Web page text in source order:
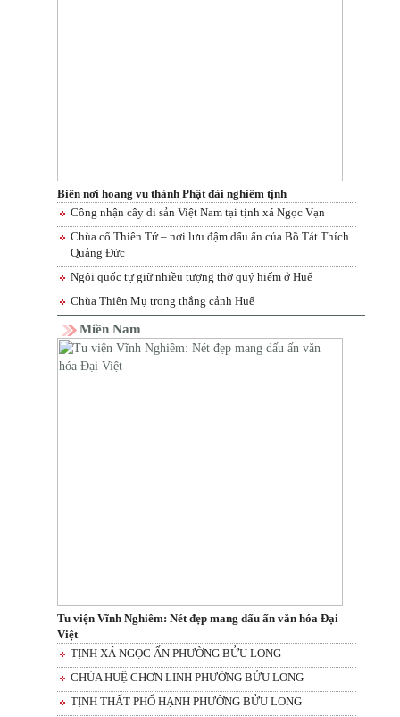
Biến nơi hoang vu thành Phật đài nghiêm tịnh
Công nhận cây di sản Việt Nam tại tịnh xá Ngọc Vạn
Chùa cổ Thiên Tứ – nơi lưu đậm dấu ấn của Bồ Tát Thích
Quảng Đức
Ngôi quốc tự giữ nhiều tượng thờ quý hiếm ở Huế
Chùa Thiên Mụ trong thắng cảnh Huế
Miền Nam
Tu viện Vĩnh Nghiêm: Nét đẹp mang dấu ấn văn hóa Đại
Việt
TỊNH XÁ NGỌC ẤN PHƯỜNG BỬU LONG
CHÙA HUỆ CHƠN LINH PHƯỜNG BỬU LONG
TỊNH THẤT PHỔ HẠNH PHƯỜNG BỬU LONG